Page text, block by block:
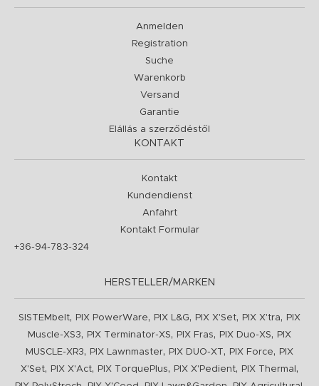
Anmelden
Registration
Suche
Warenkorb
Versand
Garantie
Elállás a szerződéstől
KONTAKT
Kontakt
Kundendienst
Anfahrt
Kontakt Formular
+36-94-783-324
HERSTELLER/MARKEN
SISTEMbelt, PIX PowerWare, PIX L&G, PIX X'Set, PIX X'tra,
PIX
Muscle-XS3, PIX Terminator-XS, PIX Fras, PIX Duo-XS,
PIX
MUSCLE-XR3, PIX Lawnmaster, PIX DUO-XT, PIX Force,
PIX
X'Set, PIX X'Act, PIX TorquePlus, PIX X'Pedient, PIX Thermal ,